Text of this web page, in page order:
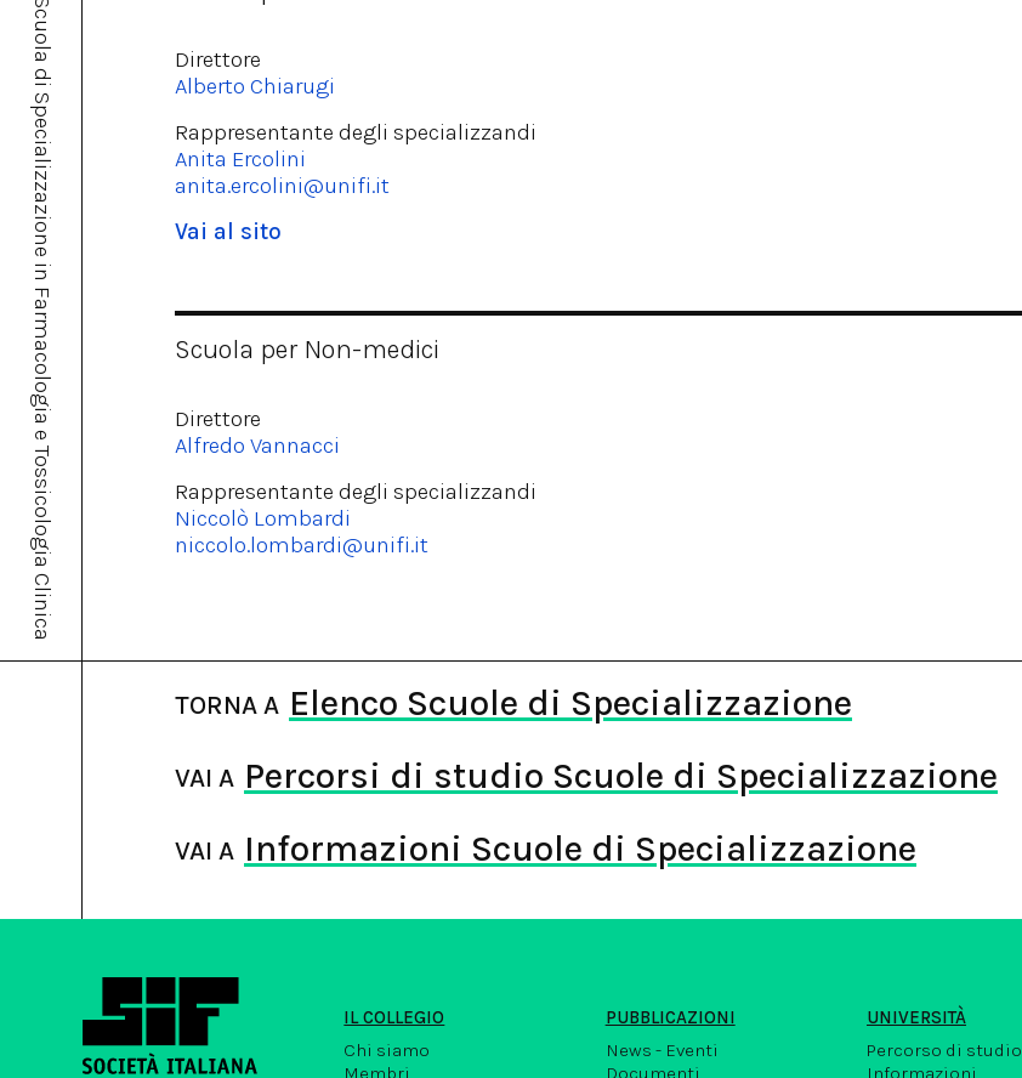
Direttore
Alberto Chiarugi
Rappresentante degli specializzandi
Anita Ercolini
anita.ercolini@unifi.it
Vai al sito
Scuola per Non-medici
Direttore
Alfredo Vannacci
Rappresentante degli specializzandi
Niccolò Lombardi
niccolo.lombardi@unifi.it
TORNA A Elenco Scuole di Specializzazione
VAI A Percorsi di studio Scuole di Specializzazione
VAI A Informazioni Scuole di Specializzazione
IL COLLEGIO
Chi siamo
Membri
PUBBLICAZIONI
News - Eventi
Documenti
UNIVERSITÀ
Percorso di studio
Informazioni